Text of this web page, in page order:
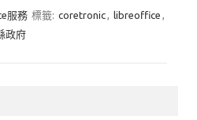
y
服務 標籤: coretronic, libreoffice ,
政府